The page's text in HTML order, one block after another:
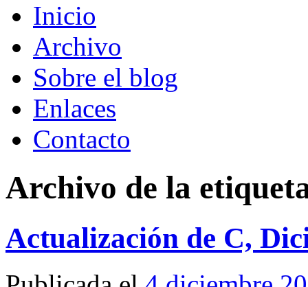
Inicio
Archivo
Sobre el blog
Enlaces
Contacto
Archivo de la
Actualización de C,